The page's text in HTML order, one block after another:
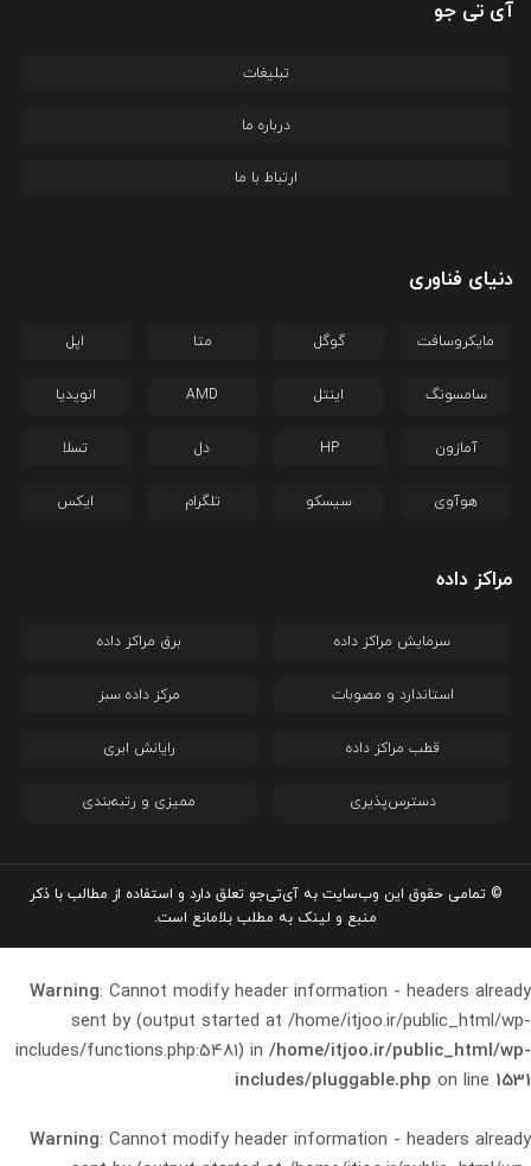
آی تی جو
تبلیغات
درباره ما
ارتباط با ما
دنیای فناوری
مایکروسافت گوگل متا اپل
سامسونگ اینتل AMD انویدیا
آمازون HP دل تسلا
هوآوی سیسکو تلگرام ایکس
مراکز داده
سرمایش مراکز داده برق مراکز داده
استاندارد و مصوبات مرکز داده سبز
قطب مراکز داده رایانش ابری
دسترس‌پذیری ممیزی و رتبه‌بندی
© تمامی حقوق این وب‌سایت به آی‌تی‌جو تعلق دارد و استفاده از مطالب با ذکر
منبع و لینک به مطلب بلامانع است.
Warning: Cannot modify header information - headers already
sent by (output started at /home/itjoo.ir/public_html/wp-
includes/functions.php:5481) in /home/itjoo.ir/public_html/wp-
includes/pluggable.php on line 1531
Warning: Cannot modify header information - headers already